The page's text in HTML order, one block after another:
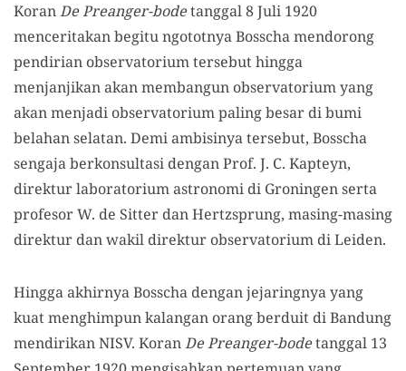
KoranDe Preanger-bodetanggal 8 Juli 1920
menceritakan begitu ngototnya Bosscha mendorong
pendirian observatorium tersebut hingga
menjanjikan akan membangun observatorium yang
akan menjadi observatorium paling besar di bumi
belahan selatan. Demi ambisinya tersebut, Bosscha
sengaja berkonsultasi dengan Prof. J. C. Kapteyn,
direktur laboratorium astronomi di Groningen serta
profesor W. de Sitter dan Hertzsprung, masing-masing
direktur dan wakil direktur observatorium di Leiden.
Hingga akhirnya Bosscha dengan jejaringnya yang
kuat menghimpun kalangan orang berduit di Bandung
mendirikan NISV. KoranDe Preanger-bodetanggal 13